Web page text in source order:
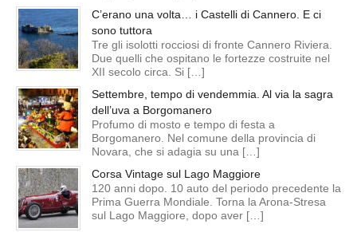
C’erano una volta… i Castelli di Cannero. E ci
sono tuttora
Tre gli isolotti rocciosi di fronte Cannero Riviera.
Due quelli che ospitano le fortezze costruite nel
XII secolo circa. Si […]
Settembre, tempo di vendemmia. Al via la sagra
dell’uva a Borgomanero
Profumo di mosto e tempo di festa a
Borgomanero. Nel comune della provincia di
Novara, che si adagia su una […]
Corsa Vintage sul Lago Maggiore
120 anni dopo. 10 auto del periodo precedente la
Prima Guerra Mondiale. Torna la Arona-Stresa
sul Lago Maggiore, dopo aver […]